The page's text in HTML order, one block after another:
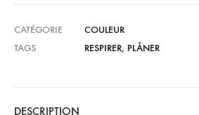
CATÉGORIE
COULEUR
TAGS
RESPIRER, PLÂNER
DESCRIPTION